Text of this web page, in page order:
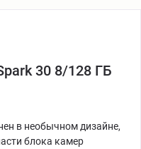
30 8/128 ГБ
в необычном дизайне,
блока камер